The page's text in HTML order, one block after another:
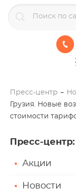
Пресс-центр
Грузия. Новые
стоимости
Пресс-центр:
Акции
Новости